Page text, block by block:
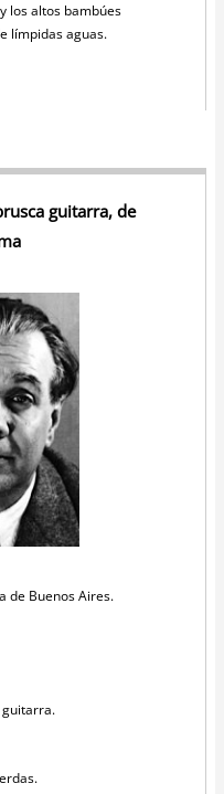
los altos bambúes
límpidas aguas.
guitarra, de
de Buenos Aires.
guitarra.